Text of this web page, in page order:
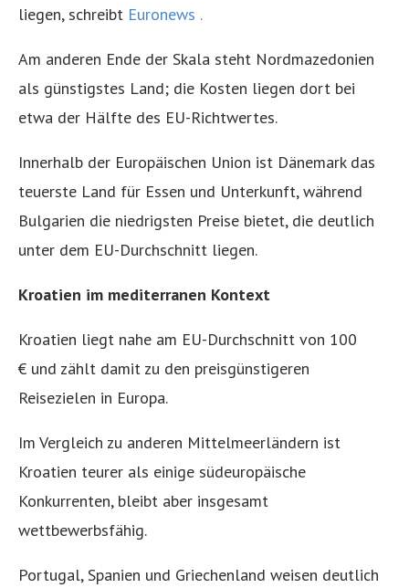
liegen, schreibt Euronews .
Am anderen Ende der Skala steht Nordmazedonien
als günstigstes Land; die Kosten liegen dort bei
etwa der Hälfte des EU-Richtwertes.
Innerhalb der Europäischen Union ist Dänemark das
teuerste Land für Essen und Unterkunft, während
Bulgarien die niedrigsten Preise bietet, die deutlich
unter dem EU-Durchschnitt liegen.
Kroatien im mediterranen Kontext
Kroatien liegt nahe am EU-Durchschnitt von 100
€ und zählt damit zu den preisgünstigeren
Reisezielen in Europa.
Im Vergleich zu anderen Mittelmeerländern ist
Kroatien teurer als einige südeuropäische
Konkurrenten, bleibt aber insgesamt
wettbewerbsfähig.
Portugal, Spanien und Griechenland weisen deutlich